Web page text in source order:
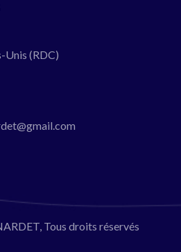
Unis (RDC)
, Tous droits réservés